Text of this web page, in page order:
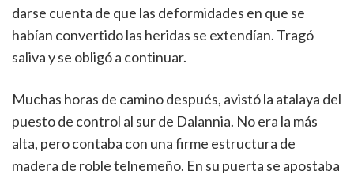
darse cuenta de que las deformidades en que se
habían convertido las heridas se extendían. Tragó
saliva y se obligó a continuar.
Muchas horas de camino después, avistó la atalaya del
puesto de control al sur de Dalannia. No era la más
alta, pero contaba con una firme estructura de
madera de roble telnemeño. En su puerta se apostaba